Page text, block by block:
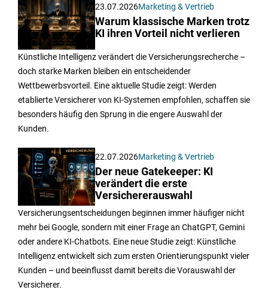
23.07.2026Marketing & Vertrieb
Warum klassische Marken trotz
KI ihren Vorteil nicht verlieren
Künstliche Intelligenz verändert die Versicherungsrecherche –
doch starke Marken bleiben ein entscheidender
Wettbewerbsvorteil. Eine aktuelle Studie zeigt: Werden
etablierte Versicherer von KI-Systemen empfohlen, schaffen sie
besonders häufig den Sprung in die engere Auswahl der
Kunden.
22.07.2026Marketing & Vertrieb
Der neue Gatekeeper: KI
verändert die erste
Versichererauswahl
Versicherungsentscheidungen beginnen immer häufiger nicht
mehr bei Google, sondern mit einer Frage an ChatGPT, Gemini
oder andere KI-Chatbots. Eine neue Studie zeigt: Künstliche
Intelligenz entwickelt sich zum ersten Orientierungspunkt vieler
Kunden – und beeinflusst damit bereits die Vorauswahl der
Versicherer.